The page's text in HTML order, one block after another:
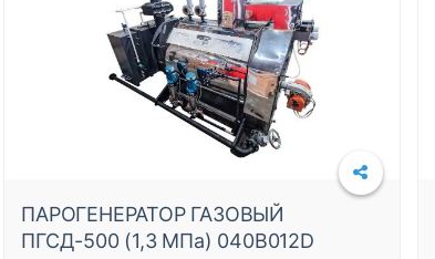
ПАРОГЕНЕРАТОР ГАЗОВЫЙ
ПГСД-500 (1,3 МПа) 040B012D